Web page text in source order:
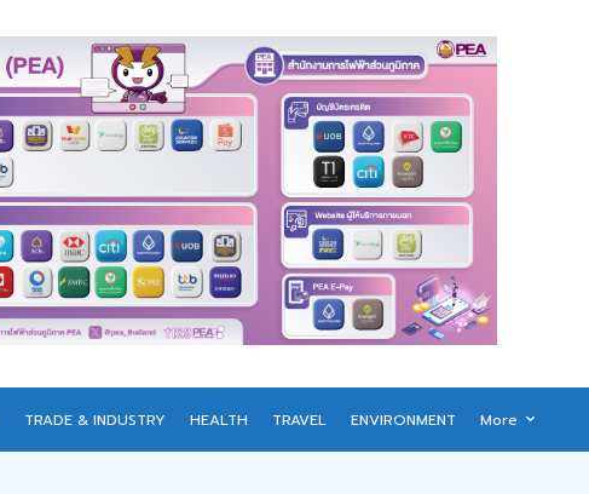
TRADE & INDUSTRY HEALTH TRAVEL ENVIRONMENT More